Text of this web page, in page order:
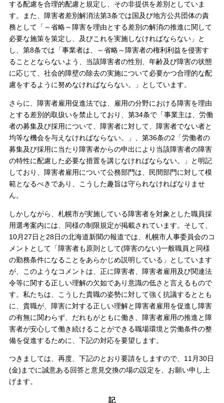
する配慮を合理的配慮と規定し、その非提供を差別としていま
す。また、障害者差別解消法第3条では国及び地方公共団体の責
務として「～省略～障害を理由とする差別の解消の推進に関して
必要な施策を策定し、及びこれを実施しなければならない」と
し、第8条では「事業者は、～省略～障害者の権利利益を侵害す
ることとならないよう、当該障害者の性別、年齢及び障害の状態
に応じて、社会的障壁の除去の実施について必要かつ合理的な配
慮をするように努めなければならない。」としています。
さらに、障害者雇用促進法では、雇用の分野における障害を理由
とする差別的取扱いを禁止しており、第34条で「事業主は、労働
者の募集及び採用について、障害者に対して、障害者でない者と
均等な機会を与えなければならない。」、第36条の2「労働者の
募集及び採用に当たり障害者からの申出により当該障害者の障害
の特性に配慮した必要な措置を講じなければならない。」と明記
しており、障害者雇用について公務部門は、民間部門に対して模
範となるべきであり、こうした趣旨は守られなければなりませ
ん。
しかしながら、札幌市が実施している障害者を対象とした職員採
用選考案内には、同様の制限規定が掲載されています。そして、
10月27日と28日の北海道新聞の報道では、札幌市人事委員会のコ
メントとして「障害者も原則として(障害のない)一般職員と同様
の勤務条件になることをあらかじめ説明している」としています
が、このようなコメントは、正に障害者、障害者雇用及び関連法
令等に関する正しい理解の欠如であり意識の低さと言えるもので
す。私たちは、こうした貴職の姿勢に対して強く抗議するととも
に、貴職が、障害に対する正しい理解と障害者雇用を促進し障害
の有無に関わらず、だれもがともに働き、障害者雇用の推進と障
害者が安心して働き続けることができる職場環境と労働条件の整
備を促進するために、下記の対応を要望します。
つきましては、再度、下記のとおり要請をしますので、11月30日
(金)までに誠意ある回答と意見交換の場の設定を、お願い申し上
げます。
記